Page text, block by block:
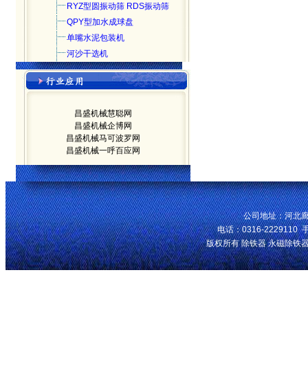
RYZ型圆振动筛 RDS振动筛
QPY型加水成球盘
单嘴水泥包装机
河沙干选机
昌盛机械慧聪网
昌盛机械企博网
昌盛机械马可波罗网
昌盛机械一呼百应网
公司地址：河北
电话：0316-2229110
版权所有 除铁器 永磁除铁